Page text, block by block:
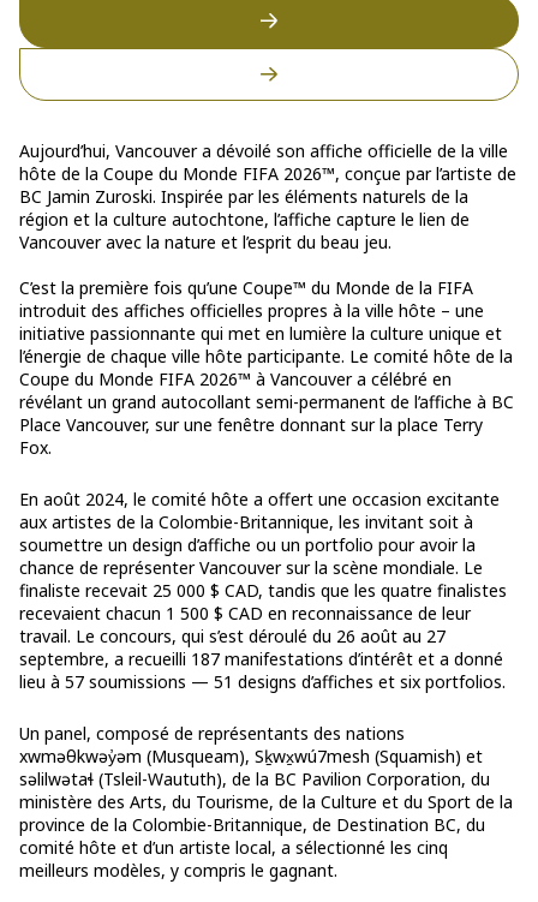
Aujourd’hui, Vancouver a dévoilé son affiche officielle de la ville
hôte de la Coupe du Monde FIFA 2026™, conçue par l’artiste de
BC Jamin Zuroski. Inspirée par les éléments naturels de la
région et la culture autochtone, l’affiche capture le lien de
Vancouver avec la nature et l’esprit du beau jeu.
C’est la première fois qu’une Coupe™ du Monde de la FIFA
introduit des affiches officielles propres à la ville hôte – une
initiative passionnante qui met en lumière la culture unique et
l’énergie de chaque ville hôte participante. Le comité hôte de la
Coupe du Monde FIFA 2026™ à Vancouver a célébré en
révélant un grand autocollant semi-permanent de l’affiche à BC
Place Vancouver, sur une fenêtre donnant sur la place Terry
Fox.
En août 2024, le comité hôte a offert une occasion excitante
aux artistes de la Colombie-Britannique, les invitant soit à
soumettre un design d’affiche ou un portfolio pour avoir la
chance de représenter Vancouver sur la scène mondiale. Le
finaliste recevait 25 000 $ CAD, tandis que les quatre finalistes
recevaient chacun 1 500 $ CAD en reconnaissance de leur
travail. Le concours, qui s’est déroulé du 26 août au 27
septembre, a recueilli 187 manifestations d’intérêt et a donné
lieu à 57 soumissions — 51 designs d’affiches et six portfolios.
Un panel, composé de représentants des nations
xwməθkwəy̓əm (Musqueam), Sḵwx̱wú7mesh (Squamish) et
səlilwətaɬ (Tsleil-Waututh), de la BC Pavilion Corporation, du
ministère des Arts, du Tourisme, de la Culture et du Sport de la
province de la Colombie-Britannique, de Destination BC, du
comité hôte et d’un artiste local, a sélectionné les cinq
meilleurs modèles, y compris le gagnant.